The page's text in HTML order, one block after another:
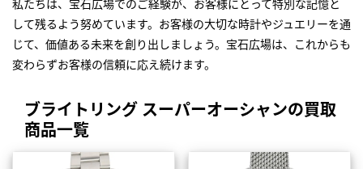
私たちは、宝石広場でのご経験が、お客様にとって特別な記憶と
して残るよう努めています。お客様の大切な時計やジュエリーを通
じて、価値ある未来を創り出しましょう。宝石広場は、これからも
変わらずお客様の信頼に応え続けます。
ブライトリング スーパーオーシャンの買取
商品一覧